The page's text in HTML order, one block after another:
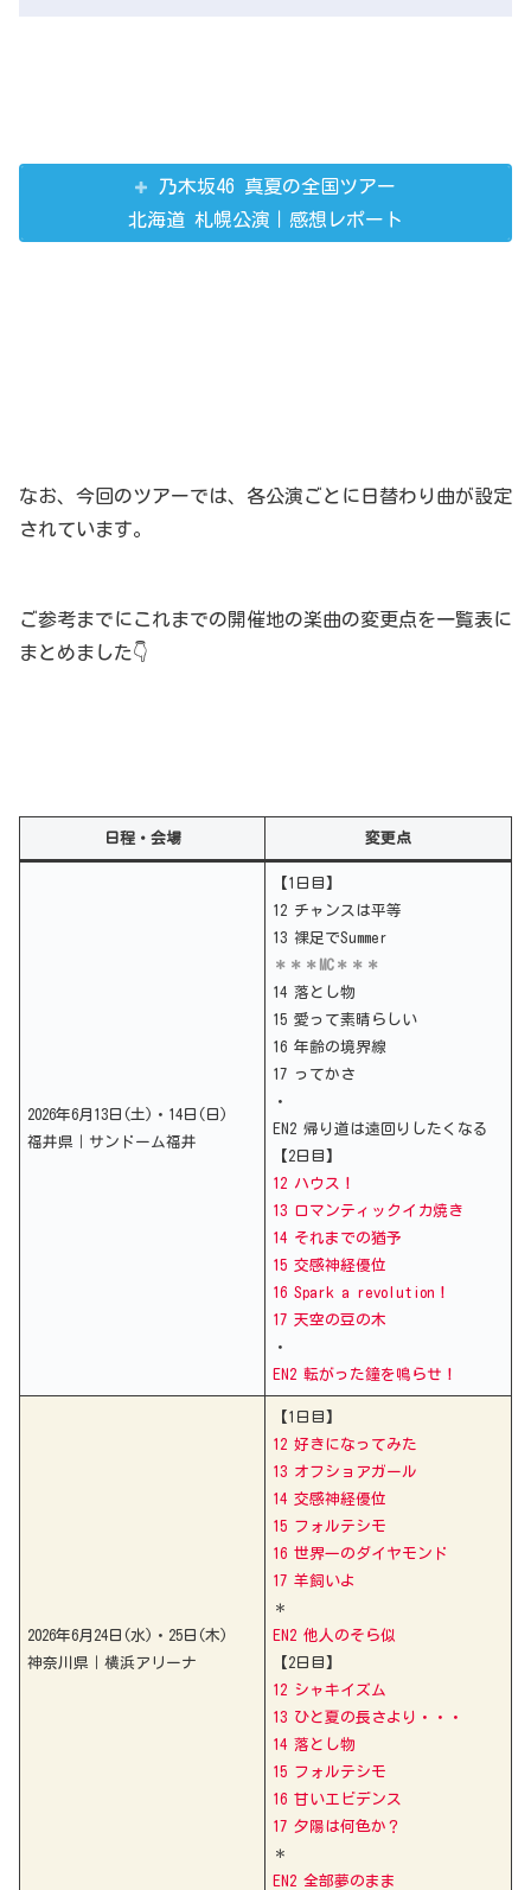
乃木坂46 真夏の全国ツアー
北海道 札幌公演｜感想レポート
なお、今回のツアーでは、各公演ごとに日替わり曲が設定
されています。
ご参考までにこれまでの開催地の楽曲の変更点を一覧表に
まとめました👇
日程・会場 変更点
2026年6月13日(土)・14日(日)
福井県｜サンドーム福井
【1日目】
12 チャンスは平等
13 裸足でSummer
＊＊＊MC＊＊＊
14 落とし物
15 愛って素晴らしい
16 年齢の境界線
17 ってかさ
・
EN2 帰り道は遠回りしたくなる
【2日目】
12 ハウス！
13 ロマンティックイカ焼き
14 それまでの猶予
15 交感神経優位
16 Spark a revolution！
17 天空の豆の木
・
EN2 転がった鐘を鳴らせ！
2026年6月24日(水)・25日(木)
神奈川県｜横浜アリーナ
【1日目】
12 好きになってみた
13 オフショアガール
14 交感神経優位
15 フォルテシモ
16 世界一のダイヤモンド
17 羊飼いよ
＊
EN2 他人のそら似
【2日目】
12 シャキイズム
13 ひと夏の長さより・・・
14 落とし物
15 フォルテシモ
16 甘いエビデンス
17 夕陽は何色か？
＊
EN2 全部夢のまま